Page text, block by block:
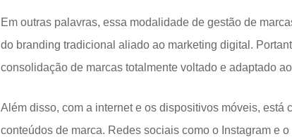
Em outras palavras, essa modalidade de gestão de
do branding tradicional aliado ao marketing digital.
consolidação de marcas totalmente voltado e adaptado
Além disso, com a internet e os dispositivos móveis, está
conteúdos de marca. Redes sociais como o Instagram e